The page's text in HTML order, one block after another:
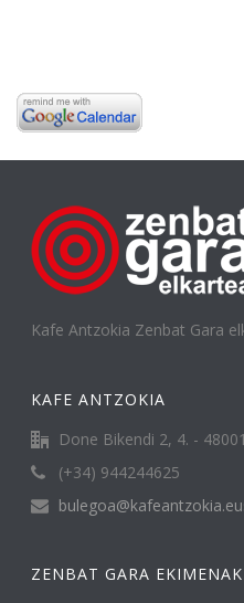
Kafe Antzokia Zenbat Gara
KAFE ANTZOKIA
Done Bikendi 2, 4. -
(+34) 944244625
ZENBAT GARA EKIMENAK